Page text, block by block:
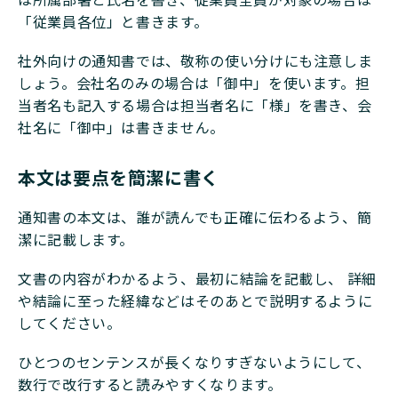
「従業員各位」と書きます。
社外向けの通知書では、敬称の使い分けにも注意しま
しょう。会社名のみの場合は「御中」を使います。担
当者名も記入する場合は担当者名に「様」を書き、会
社名に「御中」は書きません。
本文は要点を簡潔に書く
通知書の本文は、誰が読んでも正確に伝わるよう、簡
潔に記載します。
文書の内容がわかるよう、最初に結論を記載し、 詳細
や結論に至った経緯などはそのあとで説明するように
してください。
ひとつのセンテンスが長くなりすぎないようにして、
数行で改行すると読みやすくなります。